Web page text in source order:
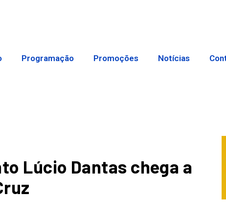
Programação Promoções Notícias
Lúcio Dantas chega a